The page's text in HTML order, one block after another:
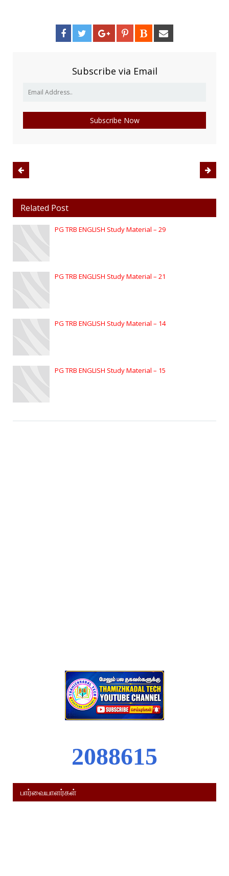
Subscribe via Email
Related Post
PG TRB ENGLISH Study Material – 29
PG TRB ENGLISH Study Material – 21
PG TRB ENGLISH Study Material – 14
PG TRB ENGLISH Study Material – 15
2088615
பார்வையாளர்கள்